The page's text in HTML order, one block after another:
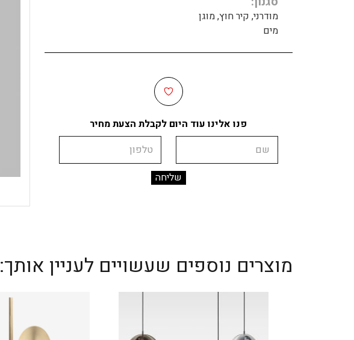
מודרני, קיר חוץ, מוגן
מים
פנו אלינו עוד היום לקבלת הצעת מחיר
מוצרים נוספים שעשויים לעניין אותך: